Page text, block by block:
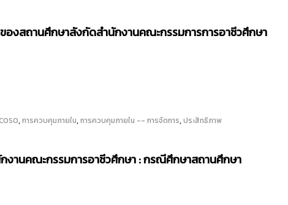
องสถานศึกษาสังกัดสำนักงานคณะกรรมการการอาชีวศึกษา
COSO,การควบคุมภายใน,การควบคุมภายใน -- การจัดการ,ประสิทธิภาพ
งานคณะกรรมการอาชีวศึกษา : กรณีศึกษาสถานศึกษา